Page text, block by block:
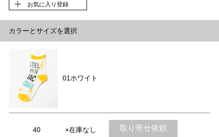
お気に入り登録
カラーとサイズを選択
01ホワイト
40 ×在庫なし 取り寄せ依頼